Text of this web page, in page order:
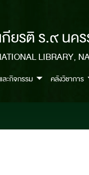
ยรติ ร.๙ นค
LIBRARY,
ละกิจกรรม คลังวิชาการ